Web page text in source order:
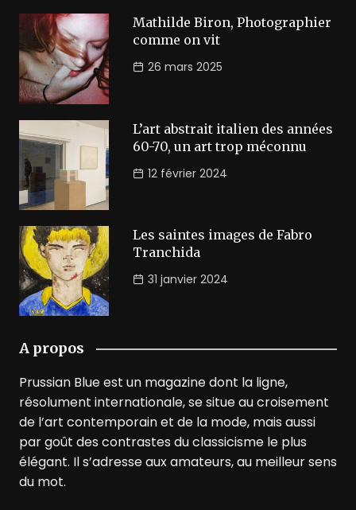
Mathilde Biron, Photographier
comme on vit
26 mars 2025
L’art abstrait italien des années
60-70, un art trop méconnu
12 février 2024
Les saintes images de Fabro
Tranchida
31 janvier 2024
A propos
Prussian Blue est un magazine dont la ligne,
résolument internationale, se situe au croisement
de l’art contemporain et de la mode, mais aussi
par goût des contrastes du classicisme le plus
élégant. Il s’adresse aux amateurs, au meilleur sens
du mot.